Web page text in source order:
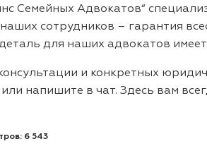
Семейных Адвокатов“
сотрудников – гарантия
для наших адвокатов имеет
и конкретных
или напишите в чат. Здесь вам
6 543